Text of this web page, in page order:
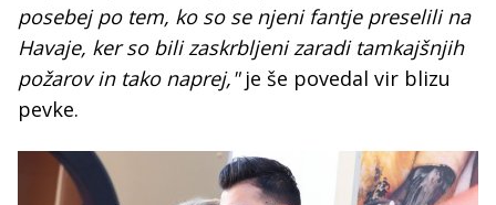
posebej po tem, ko so se njeni fantje preselili na
Havaje, ker so bili zaskrbljeni zaradi tamkajšnjih
požarov in tako naprej,"je še povedal vir blizu
pevke.